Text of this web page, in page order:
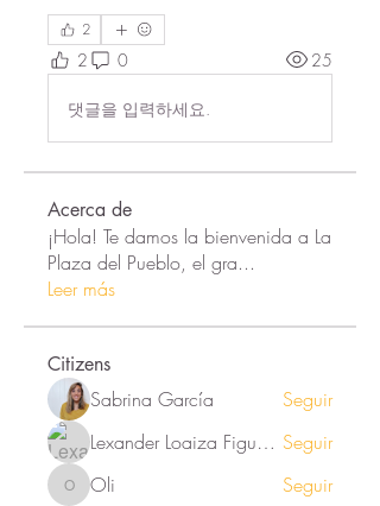
2
2 0 25
댓글을 입력하세요.
Acerca de
¡Hola! Te damos la bienvenida a La
Plaza del Pueblo, el gra...
Leer más
Citizens
Sabrina García
Seguir
Lexander Loaiza Figueroa Seguir
Oli Oli Seguir